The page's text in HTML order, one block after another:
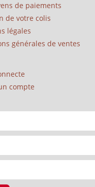
de paiements
de votre colis
légales
générales de ventes
compte